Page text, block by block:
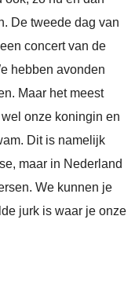
De tweede dag van
concert van de
hebben avonden
Maar het meest
onze koningin en
Dit is namelijk
maar in Nederland
We kunnen je
jurk is waar je onze